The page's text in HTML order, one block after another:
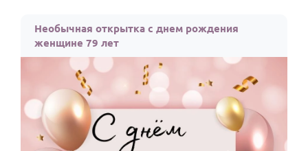
Необычная открытка с днем рождения
женщине 79 лет